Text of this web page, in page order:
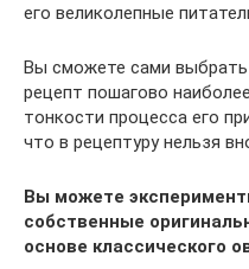
его великолепные
Вы сможете сами
рецепт пошагово
тонкости процесса его
что в рецептуру нельзя
Вы можете
собственные
основе классического